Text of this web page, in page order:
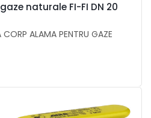
naturale FI-FI DN 20
CORP ALAMA PENTRU GAZE